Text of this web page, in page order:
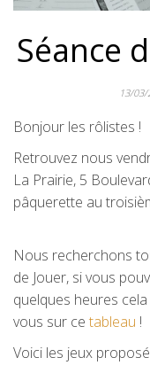
Séance
13/
Bonjour les rôlistes !
Retrouvez nous
La Prairie, 5
pâquerette au
Nous recherchons
de Jouer, si vous
quelques heures
vous sur ce tableau !
Voici les jeux